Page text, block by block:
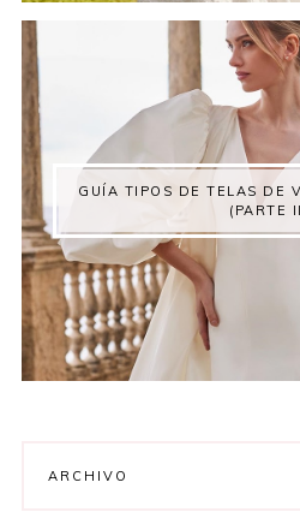
GUÍA TIPOS DE TELAS DE
(PARTE
ARCHIVO